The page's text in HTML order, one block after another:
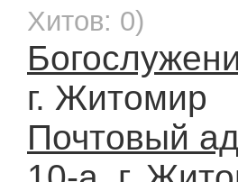
Хитов: 0)
г. Житомир
Почтовый